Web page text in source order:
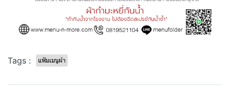
Tags : แฟ้มเมนูผ้า